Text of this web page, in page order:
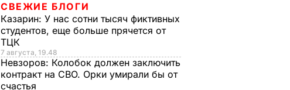
СВЕЖИЕ БЛОГИ
Казарин: У нас сотни тысяч фиктивных
студентов, еще больше прячется от
ТЦК
7 августа, 19.48
Невзоров: Колобок должен заключить
контракт на СВО. Орки умирали бы от
счастья